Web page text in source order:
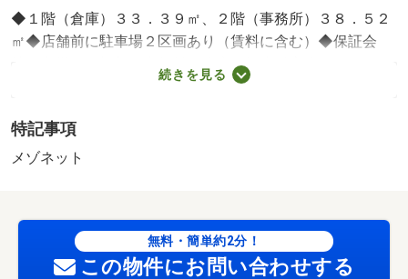
◆１階（倉庫）３３．３９㎡、２階（事務所）３８．５２
㎡◆店舗前に駐車場２区画あり（賃料に含む）◆保証会
社・火災保険加入要◆賃料は税込価格◆鍵交換代：５５，
０００円◆電動シャッター付き◆現在使用中（１０月下旬
３．３９㎡、２階（事務所）３８．５２㎡◆店舗前に駐車
場２区画あり（賃料に含む）◆現在使用中（１０月下旬引
続きを見る
特記事項
メゾネット
無料・簡単約2分！
この物件にお問い合わせする